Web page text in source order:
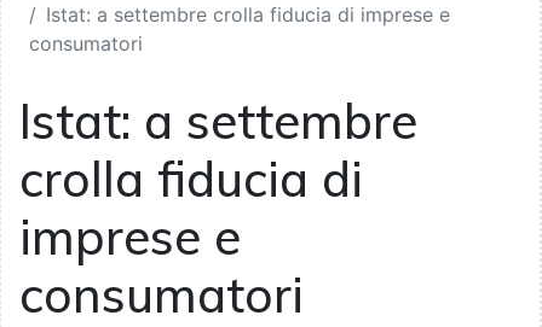
Istat: a settembre crolla fiducia di imprese e
consumatori
Istat: a settembre
crolla fiducia di
imprese e
consumatori